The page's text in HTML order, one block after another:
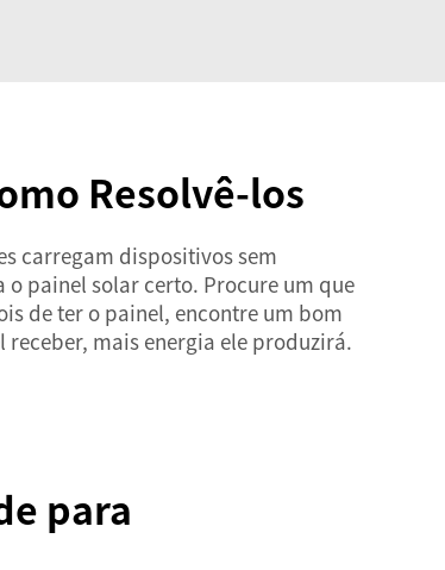
Resolvê-los
carregam dispositivos sem
painel solar certo. Procure um que
de ter o painel, encontre um bom
mais energia ele produzirá.
para